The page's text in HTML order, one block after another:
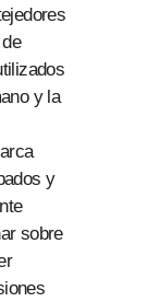
y la
y
sobre